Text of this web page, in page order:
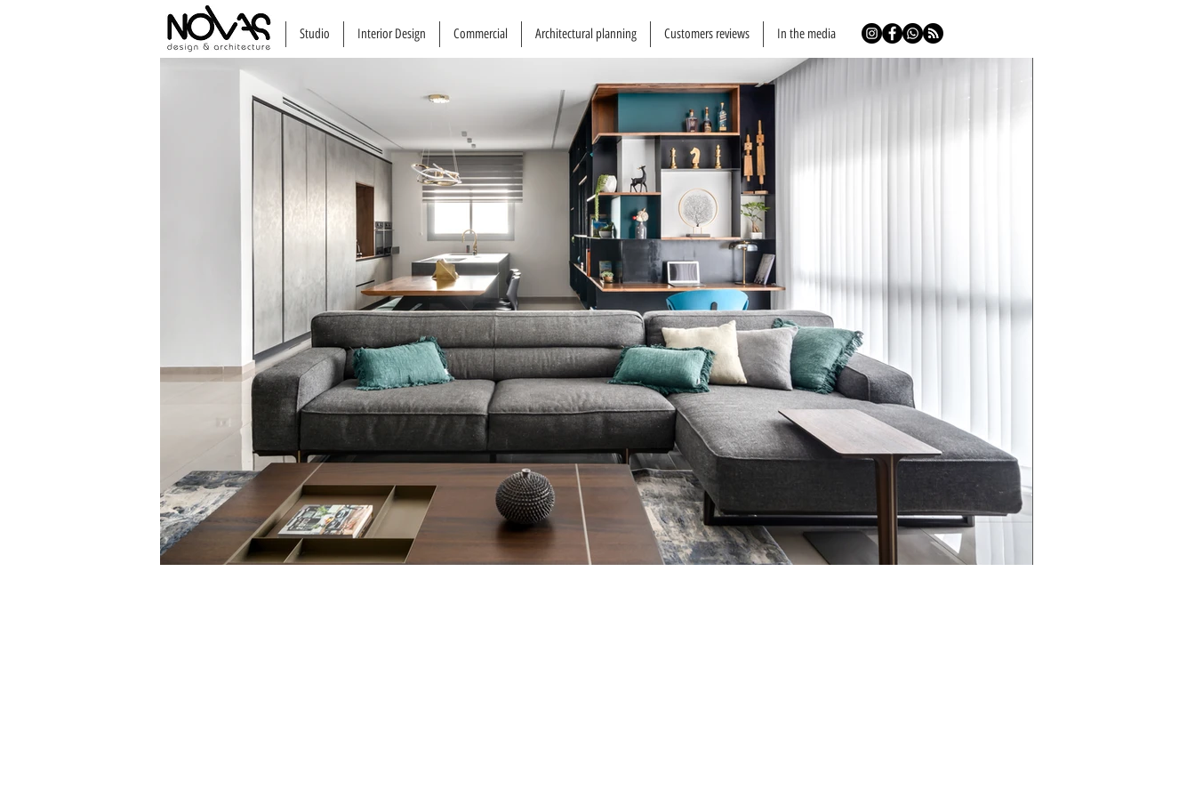
Studio Interior Design Commercial Architectural planning Customers reviews In the media